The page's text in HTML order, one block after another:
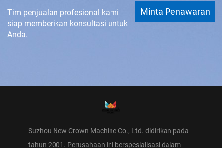
Tim penjualan profesional kami
siap memberikan konsultasi untuk
Anda.
Minta Penawaran
Suzhou New Crown Machine Co., Ltd. didirikan pada
tahun 2001. Perusahaan ini berspesialisasi dalam